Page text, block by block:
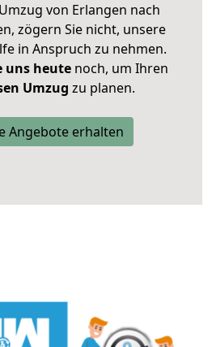
von Erlangen nach
zögern Sie nicht, unsere
in Anspruch zu nehmen.
uns heutenoch, um Ihren
Umzug zu planen.
Angebote erhalten